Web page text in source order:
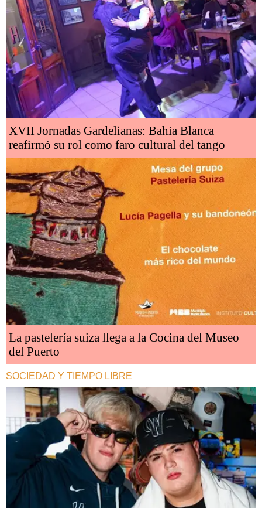
XVII Jornadas Gardelianas: Bahía Blanca
reafirmó su rol como faro cultural del tango
La pastelería suiza llega a la Cocina del Museo
del Puerto
SOCIEDAD Y TIEMPO LIBRE